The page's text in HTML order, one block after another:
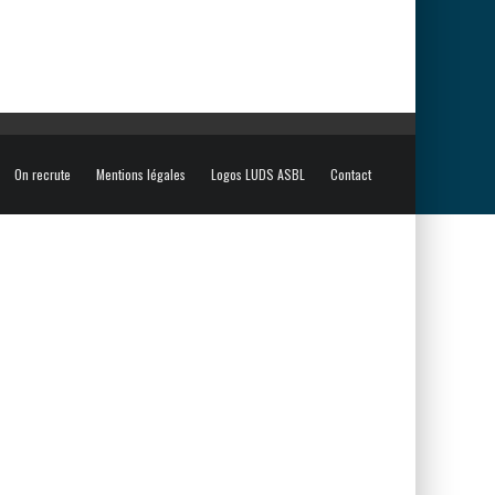
On recrute Mentions légales Logos LUDS ASBL Contact